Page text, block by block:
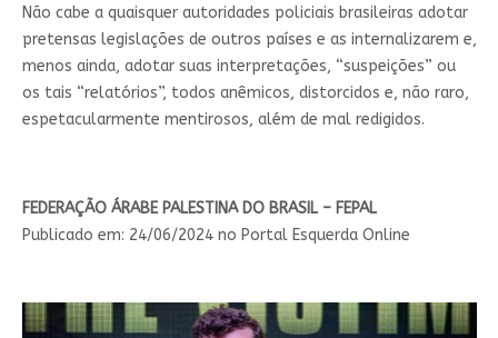
Não cabe a quaisquer autoridades policiais brasileiras adotar
pretensas legislações de outros países e as internalizarem e,
menos ainda, adotar suas interpretações, “suspeições” ou
os tais “relatórios”, todos anêmicos, distorcidos e, não raro,
espetacularmente mentirosos, além de mal redigidos.
FEDERAÇÃO ÁRABE PALESTINA DO BRASIL – FEPAL
Publicado em: 24/06/2024 no Portal Esquerda Online